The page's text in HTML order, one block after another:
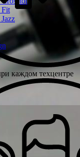
Fit
каждом техцентре